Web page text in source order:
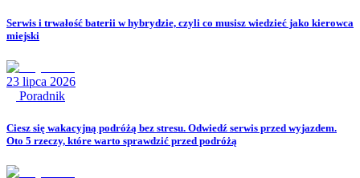
Serwis i trwałość baterii w hybrydzie, czyli co musisz wiedzieć jako kierowca
miejski
23 lipca 2026
Poradnik
Ciesz się wakacyjną podróżą bez stresu. Odwiedź serwis przed wyjazdem.
Oto 5 rzeczy, które warto sprawdzić przed podróżą